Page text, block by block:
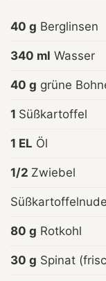
40 g Berglinsen
340 ml Wasser
40 g grüne
1 Süßkartoffel
1 EL Öl
1/2 Zwiebel
80 g Rotkohl
30 g Spinat